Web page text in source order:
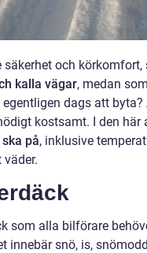
och
kalla vägar, medan
dags att
kostsamt. I den här
på, inklusive
som alla bilförare
innebär snö, is,